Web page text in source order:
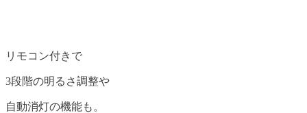
リモコン付きで
3段階の明るさ調整や
自動消灯の機能も。